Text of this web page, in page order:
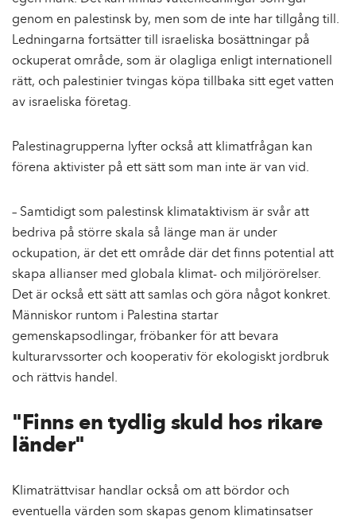
genom en palestinsk by, men som de inte har tillgång till.
Ledningarna fortsätter till israeliska bosättningar på
ockuperat område, som är olagliga enligt internationell
rätt, och palestinier tvingas köpa tillbaka sitt eget vatten
av israeliska företag.
Palestinagrupperna lyfter också att klimatfrågan kan
förena aktivister på ett sätt som man inte är van vid.
– Samtidigt som palestinsk klimataktivism är svår att
bedriva på större skala så länge man är under
ockupation, är det ett område där det finns potential att
skapa allianser med globala klimat- och miljörörelser.
Det är också ett sätt att samlas och göra något konkret.
Människor runtom i Palestina startar
gemenskapsodlingar, fröbanker för att bevara
kulturarvssorter och kooperativ för ekologiskt jordbruk
och rättvis handel.
"Finns en tydlig skuld hos rikare
länder"
Klimaträttvisar handlar också om att bördor och
eventuella värden som skapas genom klimatinsatser